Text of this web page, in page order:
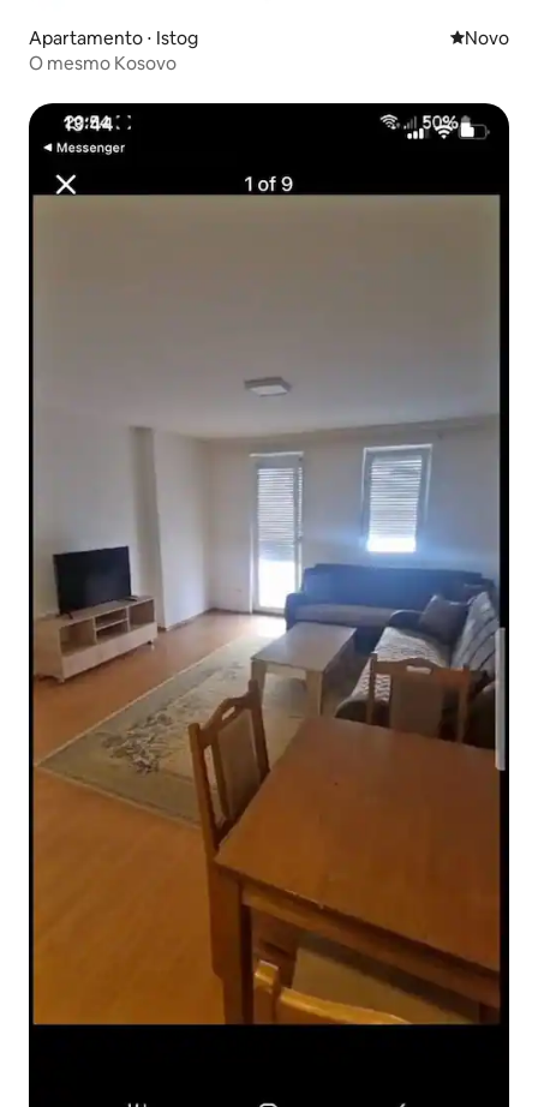
Apartamento ⋅ Istog Novo
Novo
O mesmo Kosovo